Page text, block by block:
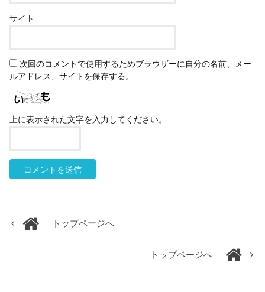
サイト
次回のコメントで使用するためブラウザーに自分の名前、メー
ルアドレス、サイトを保存する。
上に表示された文字を入力してください。
トップページへ
トップページへ